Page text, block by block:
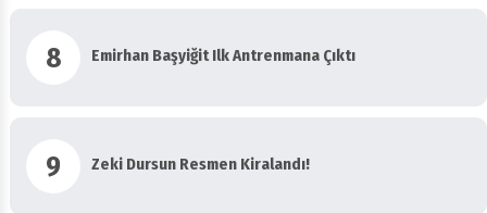
8 Emirhan Başyiğit Ilk Antrenmana Çıktı
9 Zeki Dursun Resmen Kiralandı!